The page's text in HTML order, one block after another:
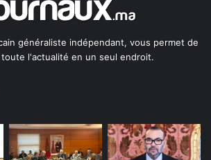
généraliste indépendant, vous permet de
l'actualité en un seul endroit.